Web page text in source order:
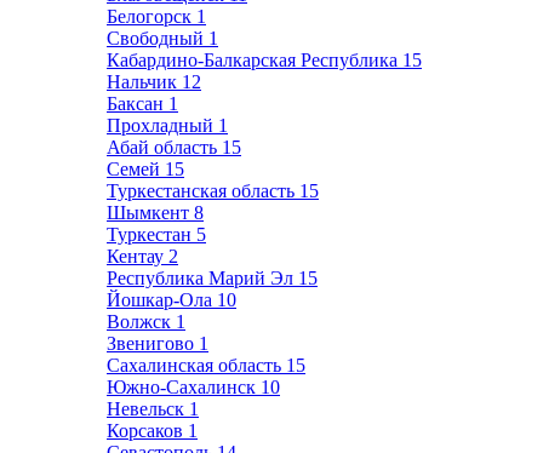
Белогорск 1
Свободный 1
Кабардино-Балкарская Республика 15
Нальчик 12
Баксан 1
Прохладный 1
Абай область 15
Семей 15
Туркестанская область 15
Шымкент 8
Туркестан 5
Кентау 2
Республика Марий Эл 15
Йошкар-Ола 10
Волжск 1
Звенигово 1
Сахалинская область 15
Южно-Сахалинск 10
Невельск 1
Корсаков 1